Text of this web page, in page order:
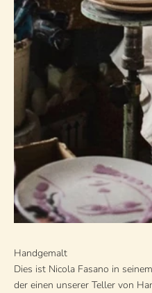
Handgemalt
Dies ist Nicola Fasano in
der einen unserer Teller von